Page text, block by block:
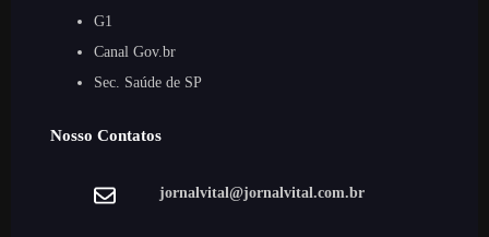
G1
Canal Gov.br
Sec. Saúde de SP
Nosso Contatos
jornalvital@jornalvital.com.br